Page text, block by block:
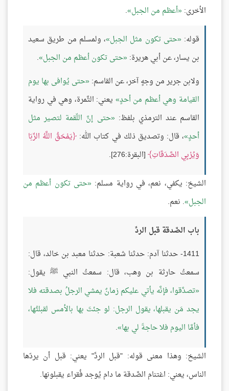
الأخرى: أعظم من الجبل .
قوله: حتى تكون مثل الجبل ، ولمسلم من طريق سعيد
بن يسار، عن أبي هريرة: حتى تكون أعظم من الجبل .
ولابن جرير من وجهٍ آخر، عن القاسم: حتى يُوافى بها يوم
القيامة وهي أعظم من أحدٍ يعني: التَّمرة، وهي في رواية
القاسم عند الترمذي بلفظ: حتى إنَّ اللّقمة لتصير مثل
أحدٍ ، قال: وتصديق ذلك في كتاب الله: يَمْحَقُ اللَّهُ الرِّبَا
وَيُرْبِي الصَّدَقَاتِ [البقرة:276].
الشيخ: يكفي، نعم، في رواية مسلم: حتى تكون أعظم من
الجبل . نعم.
باب الصَّدقة قبل الردِّ
1411- حدثنا آدم: حدثنا شعبة: حدثنا معبد بن خالد، قال:
سمعتُ حارثة بن وهب، قال: سمعتُ النبي ﷺ يقول:
تصدَّقوا، فإنَّه يأتي عليكم زمانٌ يمشي الرجلُ بصدقته فلا
يجد مَن يقبلها، يقول الرجل: لو جئتَ بها بالأمس لقبلتُها،
فأمَّا اليوم فلا حاجةَ لي بها .
الشيخ: وهذا معنى قوله: "قبل الردِّ" يعني: قبل أن يردّها
الناس، يعني: اغتنام الصَّدقة ما دام يُوجد فُقراء يقبلونها.